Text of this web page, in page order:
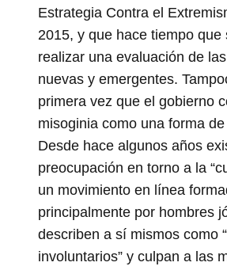
Estrategia Contra el
2015, y que hace tiempo que
realizar una evaluación de
nuevas y emergentes.
primera vez que el gobierno
misoginia como una forma
Desde hace algunos años
preocupación en torno a la
un movimiento en línea
principalmente por hombres
describen a sí mismos como
involuntarios” y culpan a las